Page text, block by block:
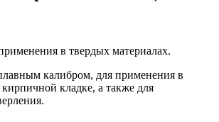
в твердых материалах.
калибром, для применения в
кладке, а также для